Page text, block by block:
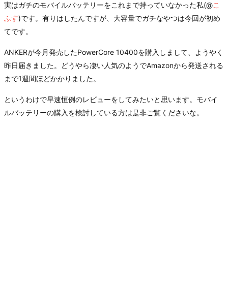
実はガチのモバイルバッテリーをこれまで持っていなかった私(@こ
ふす)です。有りはしたんですが、大容量でガチなやつは今回が初め
てです。
ANKERが今月発売したPowerCore 10400を購入しまして、ようやく
昨日届きました。どうやら凄い人気のようでAmazonから発送される
まで1週間ほどかかりました。
というわけで早速恒例のレビューをしてみたいと思います。モバイ
ルバッテリーの購入を検討している方は是非ご覧くださいな。